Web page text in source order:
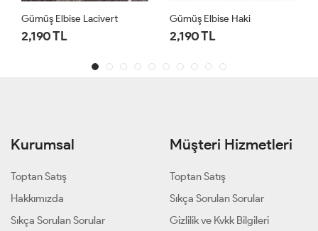
Gümüş Elbise Lacivert
2,190 TL
Gümüş Elbise Haki
2,190 TL
Kurumsal
Toptan Satış
Hakkımızda
Sıkça Sorulan Sorular
Müşteri Hizmetleri
Toptan Satış
Sıkça Sorulan Sorular
Gizlilik ve Kvkk Bilgileri